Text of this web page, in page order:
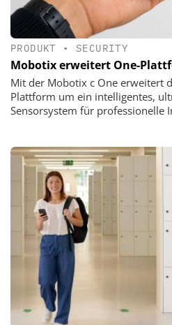
PRODUKT • SECURITY
Mobotix erweitert One-
Mit der Mobotix c One erweitert
Plattform um ein intelligentes,
Sensorsystem für professionelle